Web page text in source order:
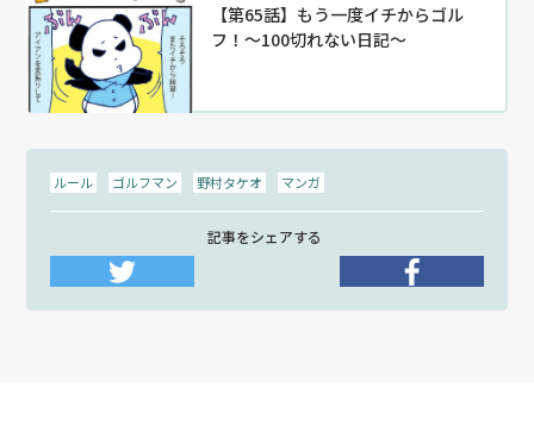
【第65話】もう一度イチからゴル
フ！〜100切れない日記～
ルール ゴルフマン 野村タケオ マンガ
記事をシェアする